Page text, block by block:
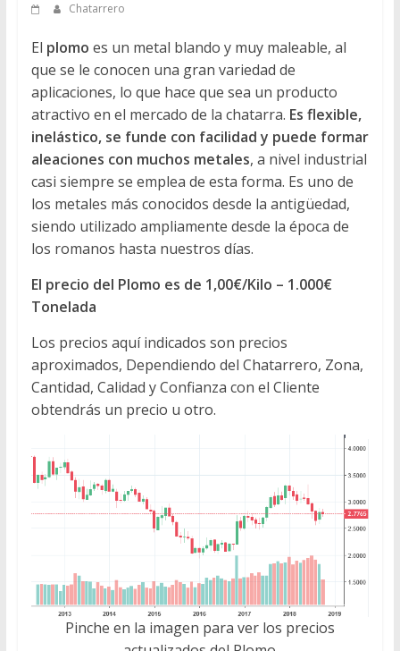
Chatarrero
El plomo es un metal blando y muy maleable, al
que se le conocen una gran variedad de
aplicaciones, lo que hace que sea un producto
atractivo en el mercado de la chatarra. Es flexible,
inelástico, se funde con facilidad y puede formar
aleaciones con muchos metales, a nivel industrial
casi siempre se emplea de esta forma. Es uno de
los metales más conocidos desde la antigüedad,
siendo utilizado ampliamente desde la época de
los romanos hasta nuestros días.
El precio del Plomo es de 1,00€/Kilo – 1.000€
Tonelada
Los precios aquí indicados son precios
aproximados, Dependiendo del Chatarrero, Zona,
Cantidad, Calidad y Confianza con el Cliente
obtendrás un precio u otro.
Pinche en la imagen para ver los precios